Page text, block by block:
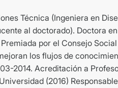
Técnica (Ingeniera en
al doctorado). Doctora
por el Consejo
los flujos de
2014. Acreditación a
(2016)